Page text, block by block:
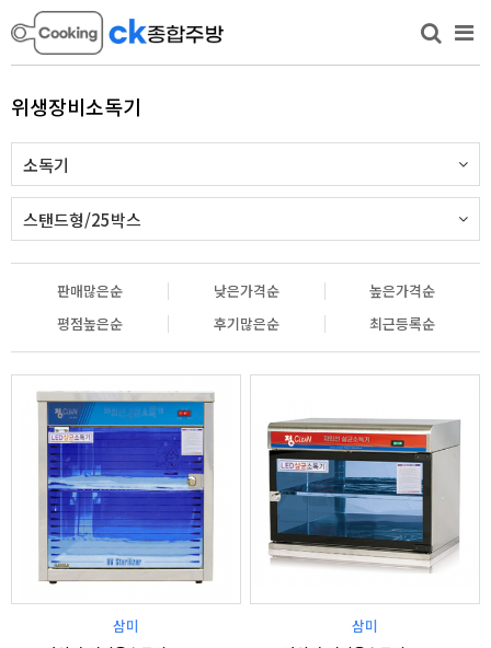
위생장비소독기
소독기
스탠드형/25박스
판매많은순 낮은가격순
높은가격순
평점높은순
후기많은순 최근등록순
삼미
삼미